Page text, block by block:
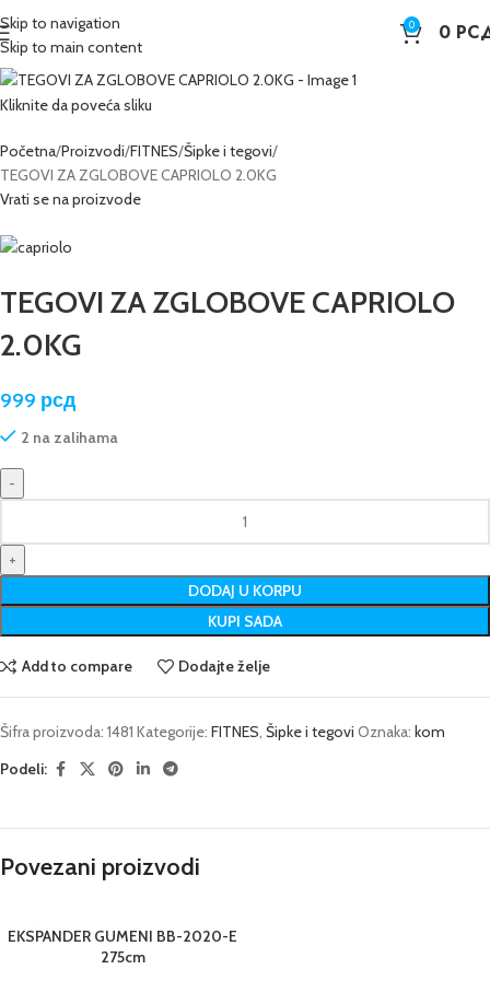
Skip to navigation
Skip to main content
0 0
Kliknite da poveća sliku
Početna Proizvodi FITNES Šipke i tegovi
TEGOVI ZA ZGLOBOVE CAPRIOLO 2.0KG
Vrati se na proizvode
TEGOVI ZA ZGLOBOVE CAPRIOLO
2.0KG
999 рсд
2 na zalihama
DODAJ U KORPU
KUPI SADA
Add to compare Dodajte želje
Šifra proizvoda: 1481 Kategorije: FITNES, Šipke i tegovi Oznaka: kom
Podeli:
Povezani proizvodi
EKSPANDER GUMENI BB-2020-E
275cm